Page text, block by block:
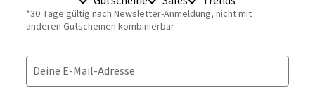
*30 Tage gültig nach Newsletter-Anmeldung, nicht mit
anderen Gutscheinen kombinierbar
Deine E-Mail-Adresse